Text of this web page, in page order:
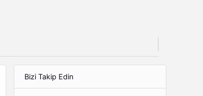
Bizi Takip Edin